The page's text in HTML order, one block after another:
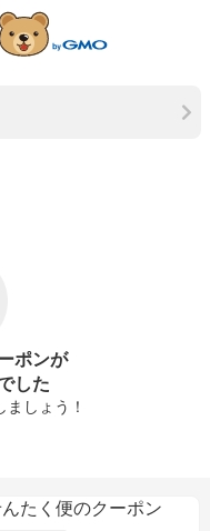
ポンが
した
しょう！